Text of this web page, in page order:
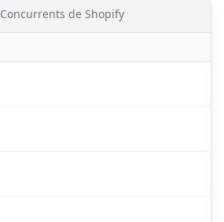
Concurrents de Shopify